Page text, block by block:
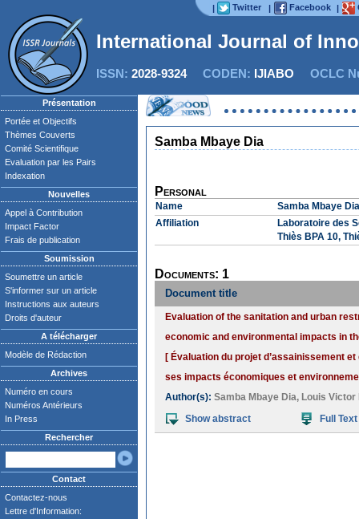
| Twitter | Facebook |
International Journal of
ISSN: 2028-9324CODEN: IJIABO OCLC
Présentation
Portée et Objectifs
Thèmes Couverts
Comité Scientifique
Evaluation par les Pairs
Indexation
Nouvelles
Appel à Contribution
Impact Factor
Frais de publication
Soumission
Soumettre un article
S'informer sur un article
Instructions aux auteurs
Droits d'auteur
A télécharger
Modèle de Rédaction
Archives
Numéro en cours
Numéros Antérieurs
In Press
Rechercher
Contact
Contactez-nous
Lettre d'Information:
Samba Mbaye Dia
Personal
Name
Samba Mbaye Dia
Affiliation
Laboratoire des
Thiès BPA 10,
Documents: 1
Document title
Evaluation of the sanitation and urban
economic and environmental impacts in
[ Évaluation du projet d’assainissement
ses impacts économiques et
Author(s): Samba Mbaye Dia, Louis Victor
Show abstract
Full Text